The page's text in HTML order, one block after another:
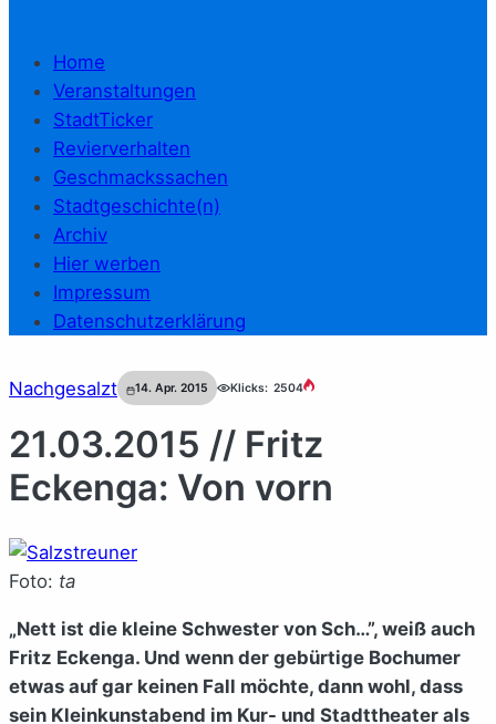
Home
Veranstaltungen
StadtTicker
Revierverhalten
Geschmackssachen
Stadtgeschichte(n)
Archiv
Hier werben
Impressum
Datenschutzerklärung
Nachgesalzt 14. Apr. 2015 Klicks: 2504
21.03.2015 // Fritz
Eckenga: Von vorn
Foto: ta
„Nett ist die kleine Schwester von Sch…”, weiß auch
Fritz Eckenga. Und wenn der gebürtige Bochumer
etwas auf gar keinen Fall möchte, dann wohl, dass
sein Kleinkunstabend im Kur- und Stadttheater als